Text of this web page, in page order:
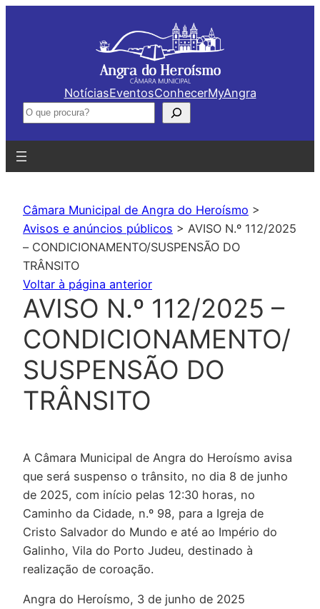
NotíciasEventosConhecerMyAngra
Pesquisar
Câmara Municipal de Angra do Heroísmo >
Avisos e anúncios públicos > AVISO N.º 112/2025
– CONDICIONAMENTO/SUSPENSÃO DO
TRÂNSITO
Voltar à página anterior
AVISO N.º 112/2025 –
CONDICIONAMENTO/
SUSPENSÃO DO
TRÂNSITO
A Câmara Municipal de Angra do Heroísmo avisa
que será suspenso o trânsito, no dia 8 de junho
de 2025, com início pelas 12:30 horas, no
Caminho da Cidade, n.º 98, para a Igreja de
Cristo Salvador do Mundo e até ao Império do
Galinho, Vila do Porto Judeu, destinado à
realização de coroação.
Angra do Heroísmo, 3 de junho de 2025